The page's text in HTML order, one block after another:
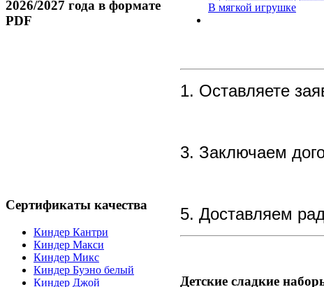
В мягкой игрушке
1. Оставляете
3. Заключаем
5. Доставляем
Детские сладкие
2026/2027 года в формате
PDF
Сертификаты качества
Киндер Кантри
Киндер Макси
Киндер Микс
Киндер Буэно белый
Киндер Джой